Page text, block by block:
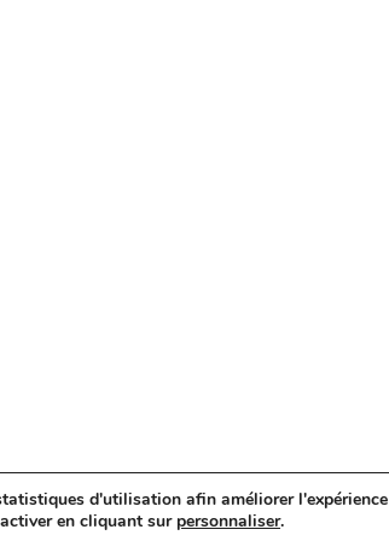
d'utilisation afin améliorer l'expérience
en cliquant sur personnaliser.